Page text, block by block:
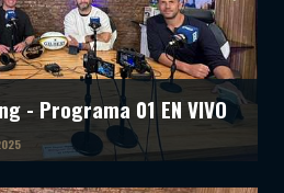
- Programa 01 EN VIVO